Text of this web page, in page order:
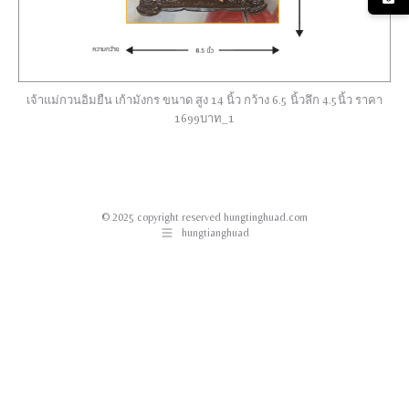
เจ้าแม่กวนอิมยืน เก้ามังกร ขนาด สูง 14 นิ้ว กว้าง 6.5 นิ้วลึก 4.5นิ้ว ราคา
1699บาท_1
© 2025 copyright reserved hungtinghuad.com
hungtianghuad